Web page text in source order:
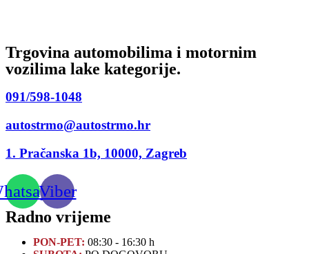
Trgovina automobilima i motornim
vozilima lake kategorije.
091/598-1048
autostrmo@autostrmo.hr
1. Pračanska 1b, 10000, Zagreb
Viber
Radno vrijeme
PON-PET: 08:30 - 16:30 h